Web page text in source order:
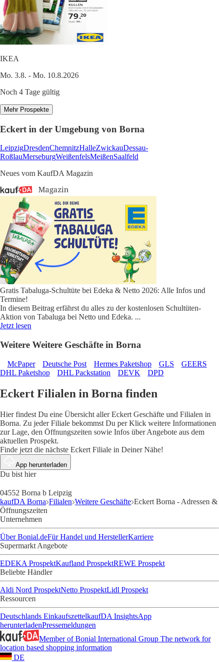
IKEA
Mo. 3.8. - Mo. 10.8.2026
Noch 4 Tage gültig
Mehr Prospekte
Eckert in der Umgebung von Borna
LeipzigDresdenChemnitzHalleZwickauDessau-
RoßlauMerseburgWeißenfelsMeißenSaalfeld
Neues vom KaufDA Magazin
Gratis Tabaluga-Schultüte bei Edeka & Netto 2026: Alle Infos und
Termine!
In diesem Beitrag erfährst du alles zu der kostenlosen Schultüten-
Aktion von Tabaluga bei Netto und Edeka. ...
Jetzt lesen
Weitere Weitere Geschäfte in Borna
McPaper Deutsche Post Hermes Paketshop GLS
GEERS
DHL Paketshop
DHL Packstation DEVK DPD
Eckert Filialen in Borna finden
Hier findest Du eine Übersicht aller Eckert Geschäfte und Filialen in
Borna. Zu jeder Filiale bekommst Du per Klick weitere Informationen
zur Lage, den Öffnungszeiten sowie Infos über Angebote aus dem
aktuellen Prospekt.
Finde jetzt die nächste Eckert Filiale in Deiner Nähe!
App herunterladen
Du bist hier
04552 Borna b Leipzig
kaufDA Borna Filialen Weitere Geschäfte Eckert Borna - Adressen &
Öffnungszeiten
Unternehmen
Über Bonial.deFür Handel und HerstellerKarriere
Supermarkt Angebote
EDEKA ProspektKaufland ProspektREWE Prospekt
Beliebte Händler
Aldi Nord ProspektNetto ProspektLidl Prospekt
Ressourcen
Deutschlands EinkaufszettelkaufDA InsightsApp
herunterladenPressemeldungen
Member of Bonial International Group The network for
location based shopping information
DE